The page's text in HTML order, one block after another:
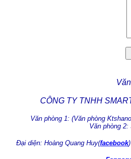
CÔNG TY TNHH
Văn phòng 1: (Văn phòng
Văn phòng 2:
Đại diện: Hoàng Quang Huy(facebook